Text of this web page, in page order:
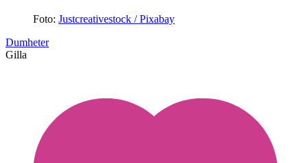
Foto: Justcreativestock / Pixabay
Dumheter
Gilla